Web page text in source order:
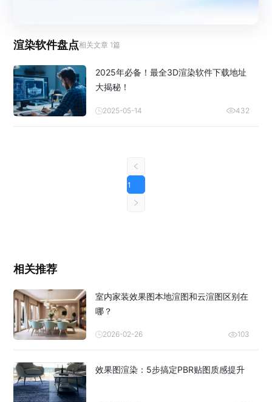
渲染软件盘点相关文章 1篇
2025年必备！最全3D渲染软件下载地址
大揭秘！
2025-05-14 432
1
相关推荐
室内家装效果图本地渲图和云渲图区别在
哪？
2026-02-26 103
效果图渲染：5步搞定PBR贴图质感提升